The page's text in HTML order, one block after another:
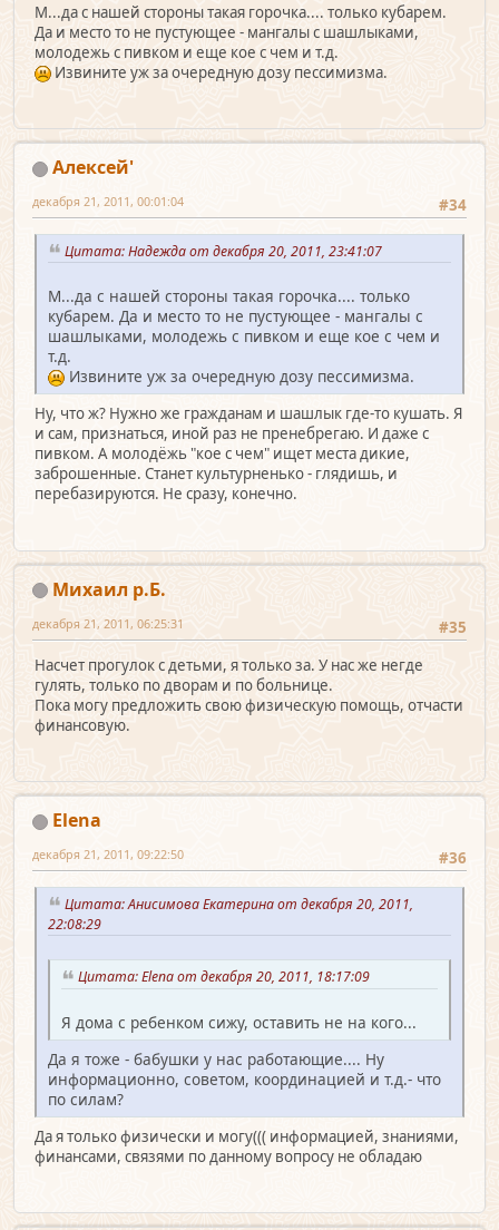
М...да с нашей стороны такая горочка.... только кубарем.
Да и место то не пустующее - мангалы с шашлыками,
молодежь с пивком и еще кое с чем и т.д.
Извините уж за очередную дозу пессимизма.
Алексей'
#34
декабря 21, 2011, 00:01:04
Цитата: Надежда от декабря 20, 2011, 23:41:07
М...да с нашей стороны такая горочка.... только
кубарем. Да и место то не пустующее - мангалы с
шашлыками, молодежь с пивком и еще кое с чем и
т.д.
Извините уж за очередную дозу пессимизма.
Ну, что ж? Нужно же гражданам и шашлык где-то кушать. Я
и сам, признаться, иной раз не пренебрегаю. И даже с
пивком. А молодёжь "кое с чем" ищет места дикие,
заброшенные. Станет культурненько - глядишь, и
перебазируются. Не сразу, конечно.
Михаил р.Б.
#35
декабря 21, 2011, 06:25:31
Насчет прогулок с детьми, я только за. У нас же негде
гулять, только по дворам и по больнице.
Пока могу предложить свою физическую помощь, отчасти
финансовую.
Elena
#36
декабря 21, 2011, 09:22:50
Цитата: Анисимова Екатерина от декабря 20, 2011,
22:08:29
Цитата: Elena от декабря 20, 2011, 18:17:09
Я дома с ребенком сижу, оставить не на кого...
Да я тоже - бабушки у нас работающие.... Ну
информационно, советом, координацией и т.д.- что
по силам?
Да я только физически и могу((( информацией, знаниями,
финансами, связями по данному вопросу не обладаю